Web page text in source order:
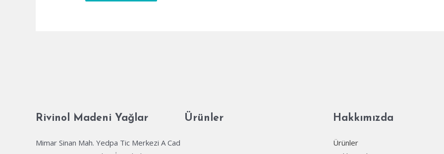
Rivinol Madeni Yağlar
Mimar Sinan Mah. Yedpa Tic Merkezi A Cad
Ürünler Hakkımızda
Ürünler